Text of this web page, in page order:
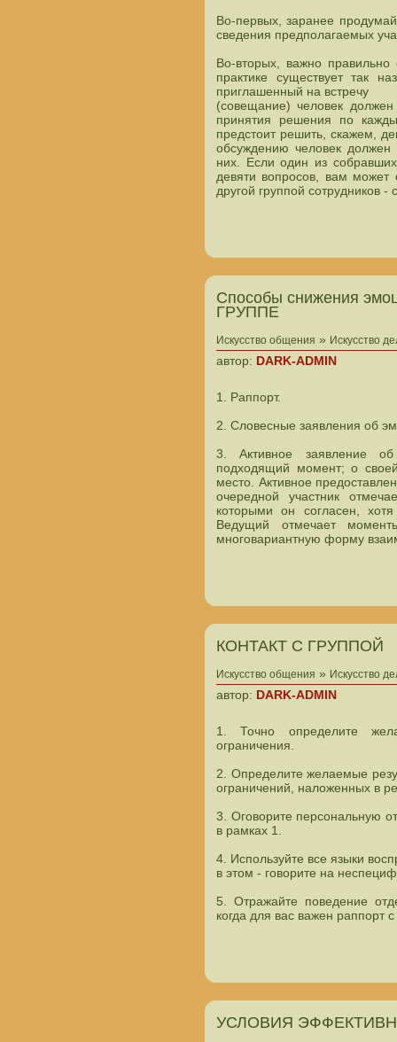
Во-первых, заранее
сведения предполагаемых
Во-вторых, важно правильно
практике существует так
приглашенный на встречу
(совещание) человек
принятия решения по
предстоит решить, скажем,
обсуждению человек
них. Если один из
девяти вопросов, вам может
другой группой сотрудников
Способы снижения
ГРУППЕ
Искусство общения » Искусство
автор: DARK-ADMIN
1. Раппорт.
2. Словесные заявления об
3. Активное заявление
подходящий момент; о
место. Активное
очередной участник
которыми он согласен,
Ведущий отмечает
многовариантную форму
КОНТАКТ С ГРУППОЙ
Искусство общения » Искусство
автор: DARK-ADMIN
1. Точно определите
ограничения.
2. Определите желаемые
ограничений, наложенных в
3. Оговорите персональную
в рамках 1.
4. Используйте все языки
в этом - говорите на
5. Отражайте поведение
когда для вас важен раппорт
УСЛОВИЯ